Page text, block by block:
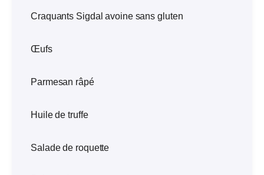
Craquants Sigdal avoine sans gluten
Œufs
Parmesan râpé
Huile de truffe
Salade de roquette